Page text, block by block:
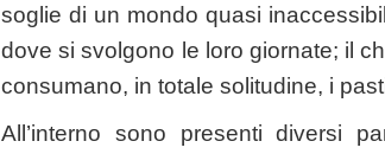
soglie di un mondo quasi
dove si svolgono le loro giornate; il
consumano, in totale solitudine, i
All’interno sono presenti diversi